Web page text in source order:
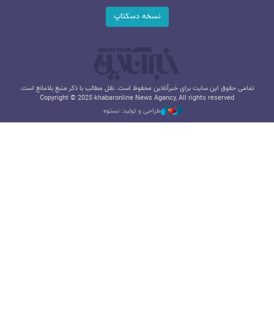
نسخه دسکتاپ
تمامی حقوق این سایت برای خبرآنلاین محفوظ است. نقل مطالب با ذکر منبع بلامانع است.
Copyright © 2025 khabaronline News Agancy, All rights reserved
طراحی و تولید: نستوه